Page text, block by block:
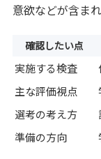
意欲などが含まれ
確認したい点
実施する検査
主な評価視点
選考の考え方
準備の方向